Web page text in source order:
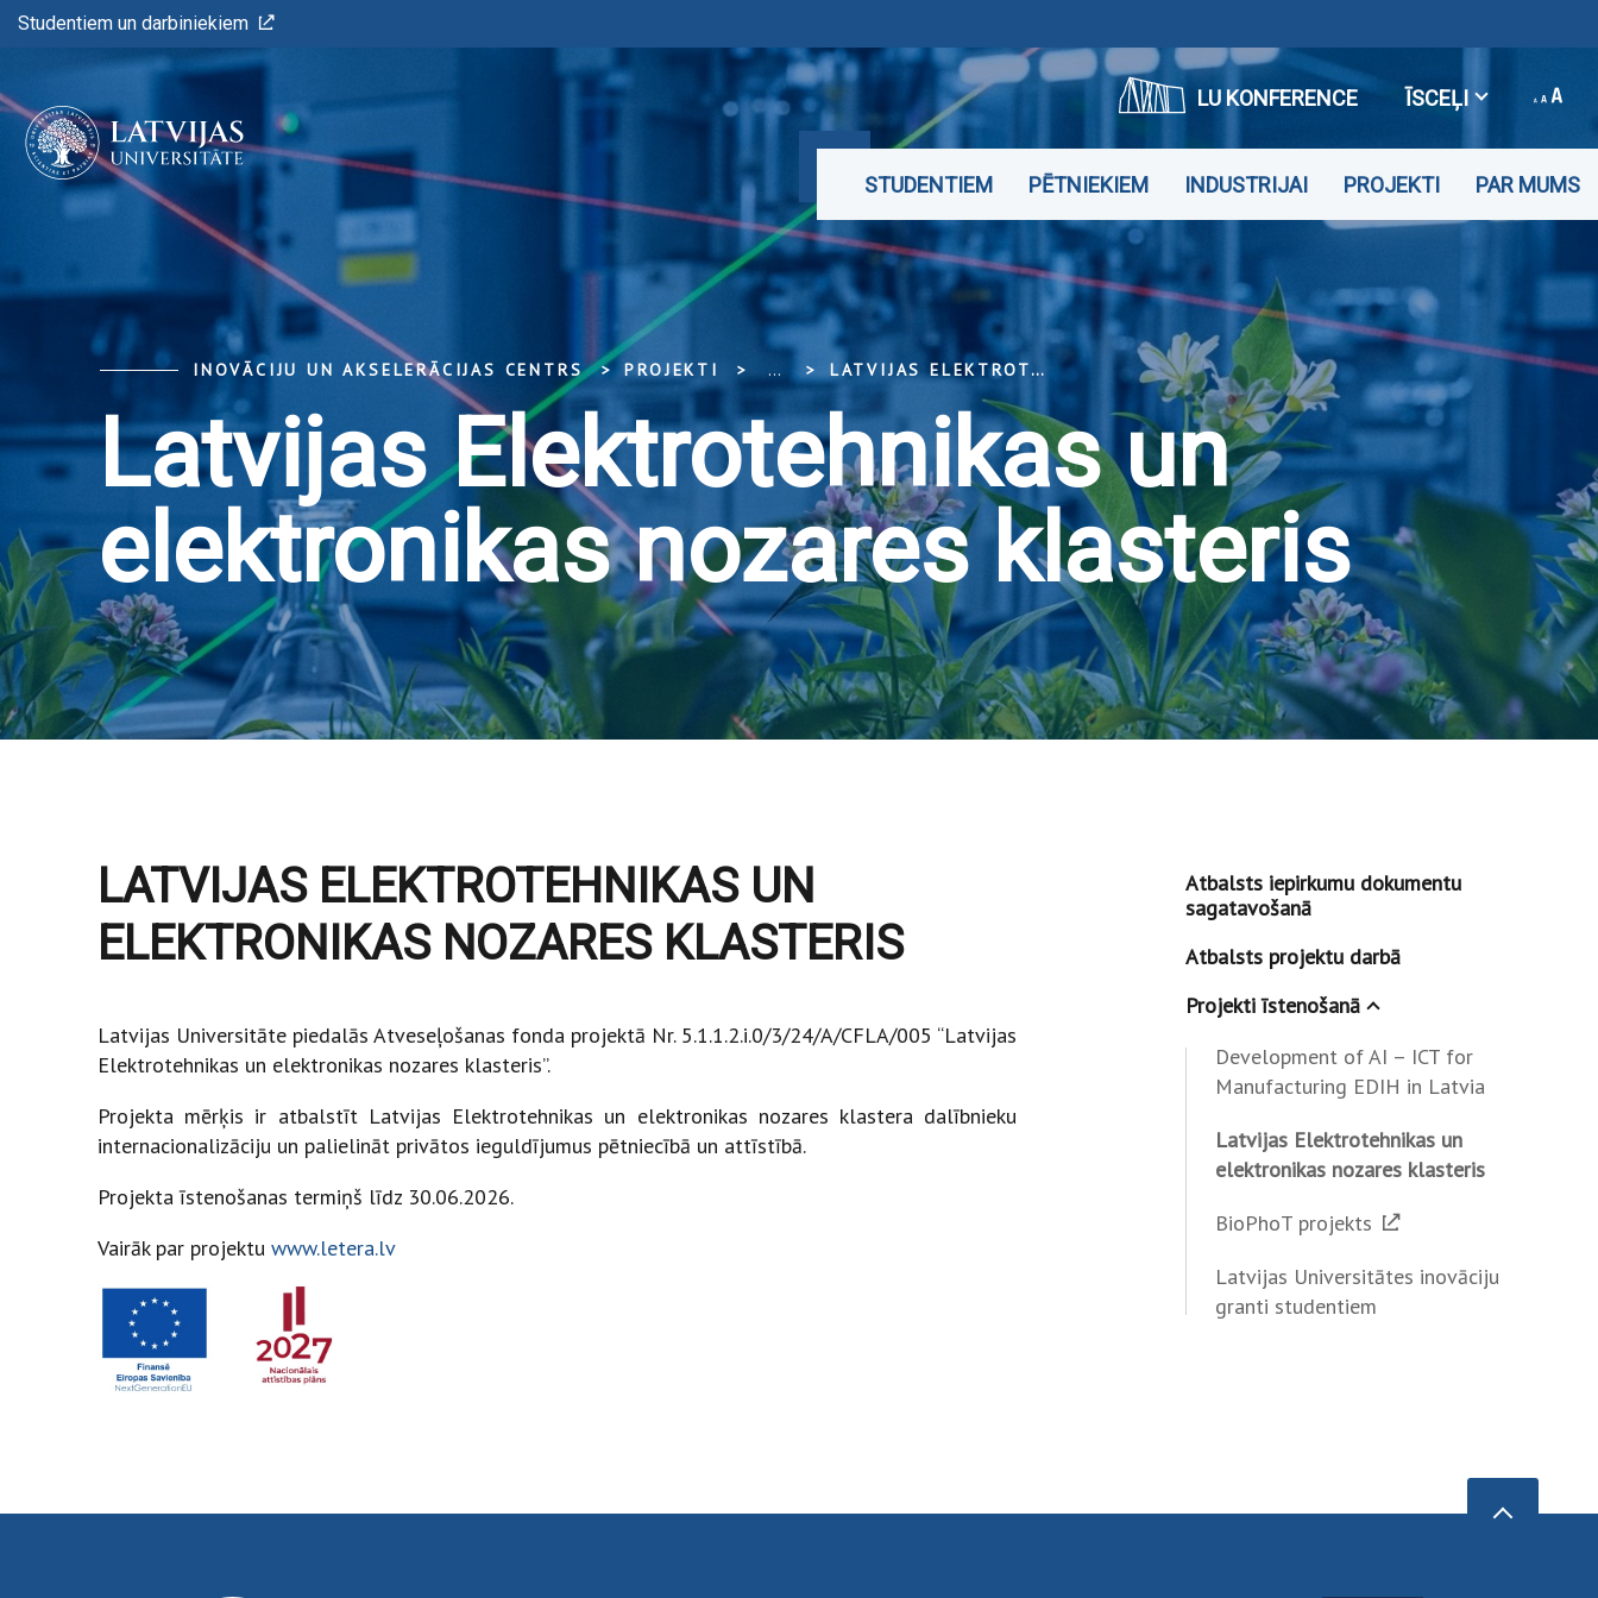
Studentiem un darbiniekiem
LU KONFERENCE ĪSCEĻI
STUDENTIEM PĒTNIEKIEM INDUSTRIJAI PROJEKTI PAR MUMS
INOVĀCIJU UN AKSELERĀCIJAS CENTRS PROJEKTI ... LATVIJAS ELEKTROTEHNIKAS UN ELEKTRONIKAS NOZARES KLASTERIS
Latvijas Elektrotehnikas un
elektronikas nozares klasteris
LATVIJAS ELEKTROTEHNIKAS UN
ELEKTRONIKAS NOZARES KLASTERIS
Latvijas Universitāte piedalās Atveseļošanas fonda projektā Nr. 5.1.1.2.i.0/3/24/A/CFLA/005 “Latvijas
Elektrotehnikas un elektronikas nozares klasteris”.
Projekta mērķis ir atbalstīt Latvijas Elektrotehnikas un elektronikas nozares klastera dalībnieku
internacionalizāciju un palielināt privātos ieguldījumus pētniecībā un attīstībā.
Projekta īstenošanas termiņš līdz 30.06.2026.
Vairāk par projektu www.letera.lv
Atbalsts iepirkumu dokumentu
sagatavošanā
Atbalsts projektu darbā
Projekti īstenošanā
Development of AI – ICT for
Manufacturing EDIH in Latvia
Latvijas Elektrotehnikas un
elektronikas nozares klasteris
BioPhoT projekts
Latvijas Universitātes inovāciju
granti studentiem